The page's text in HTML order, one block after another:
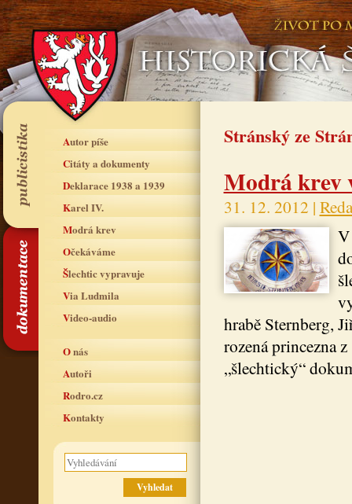
Autor píše
Citáty a dokumenty
Deklarace 1938 a 1939
Karel IV.
Modrá krev
Očekáváme
Šlechtic vypravuje
Via Ludmila
Video-audio
O nás
Autoři
Rodro.cz
Kontakty
Stránský ze
Modrá krev
31. 12. 2012 |
V
hrabě Sternberg,
rozená princezna
„šlechtický“